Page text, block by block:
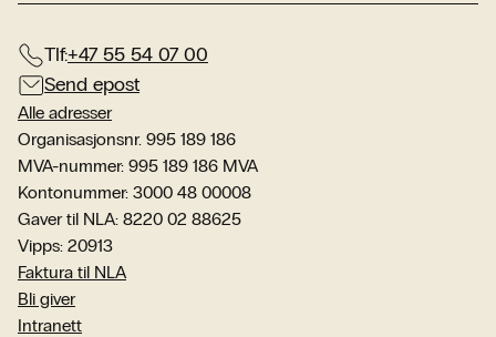
Tlf:+47 55 54 07 00
Send epost
Alle adresser
Organisasjonsnr. 995 189 186
MVA-nummer: 995 189 186 MVA
Kontonummer: 3000 48 00008
Gaver til NLA: 8220 02 88625
Vipps: 20913
Faktura til NLA
Bli giver
Intranett